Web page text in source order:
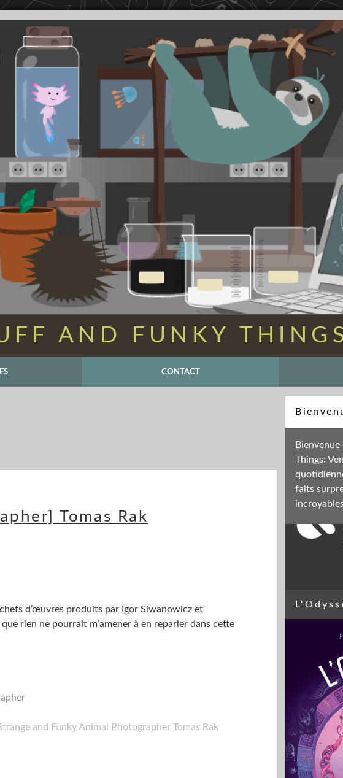
AND FUNKY
CONTACT
Tomas Rak
d’œuvres produits par Igor Siwanowicz et
rien ne pourrait m’amener à en reparler dans cette
and Funky Animal Photographer Tomas Rak
Things:
faits